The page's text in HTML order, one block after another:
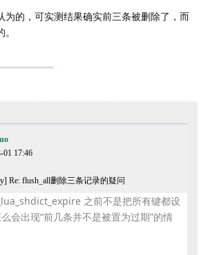
为的，可实测结果确实前三条被删除了，而
01 17:46
Re: flush_all删除三条记录的疑问
之前不是把所有键都设
会出现“前几条并不是被置为过期”的情